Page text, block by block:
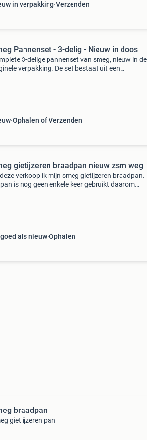
in verpakking Verzenden
Pannenset - 3-delig - Nieuw in doos
3-delige pannenset van smeg, nieuw in de
verpakking. De set bestaat uit een
Ophalen of Verzenden
gietijzeren braadpan nieuw zsm weg
verkoop ik mijn smeg gietijzeren braadpan.
pan is nog geen enkele keer gebruikt daarom
als nieuw Ophalen
braadpan
giet ijzeren pan